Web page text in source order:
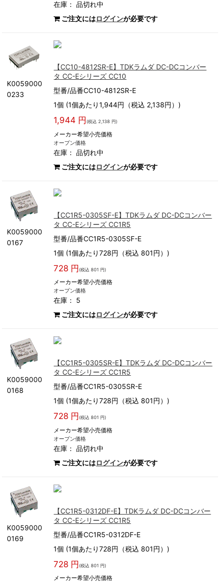
在庫：品切れ中
ご注文にはログインが必要です
K0059000
0233
【CC10-4812SR-E】TDKラムダ DC-DCコンバー
タ CC-Eシリーズ CC10
型番/品番CC10-4812SR-E
1個 (1個あたり1,944円（税込 2,138円）)
1,944 円 (税込 2,138 円)
メーカー希望小売価格
オープン価格
在庫：品切れ中
ご注文にはログインが必要です
K0059000
0167
【CC1R5-0305SF-E】TDKラムダ DC-DCコンバー
タ CC-Eシリーズ CC1R5
型番/品番CC1R5-0305SF-E
1個 (1個あたり728円（税込 801円）)
728 円 (税込 801 円)
メーカー希望小売価格
オープン価格
在庫： 5
ご注文にはログインが必要です
K0059000
0168
【CC1R5-0305SR-E】TDKラムダ DC-DCコンバー
タ CC-Eシリーズ CC1R5
型番/品番CC1R5-0305SR-E
1個 (1個あたり728円（税込 801円）)
728 円 (税込 801 円)
メーカー希望小売価格
オープン価格
在庫：品切れ中
ご注文にはログインが必要です
K0059000
0169
【CC1R5-0312DF-E】TDKラムダ DC-DCコンバー
タ CC-Eシリーズ CC1R5
型番/品番CC1R5-0312DF-E
1個 (1個あたり728円（税込 801円）)
728 円 (税込 801 円)
メーカー希望小売価格